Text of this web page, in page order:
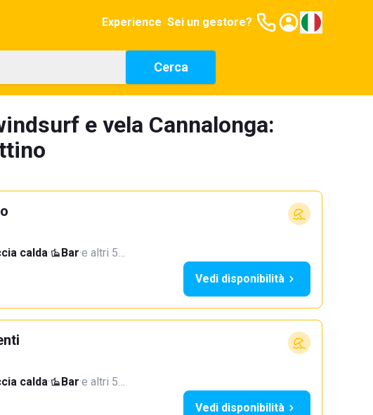
Experience Sei un gestore?
Cerca
e vela Cannalonga:
calda· Bar·e altri 5…
Vedi disponibilità
calda· Bar·e altri 5…
Vedi disponibilità